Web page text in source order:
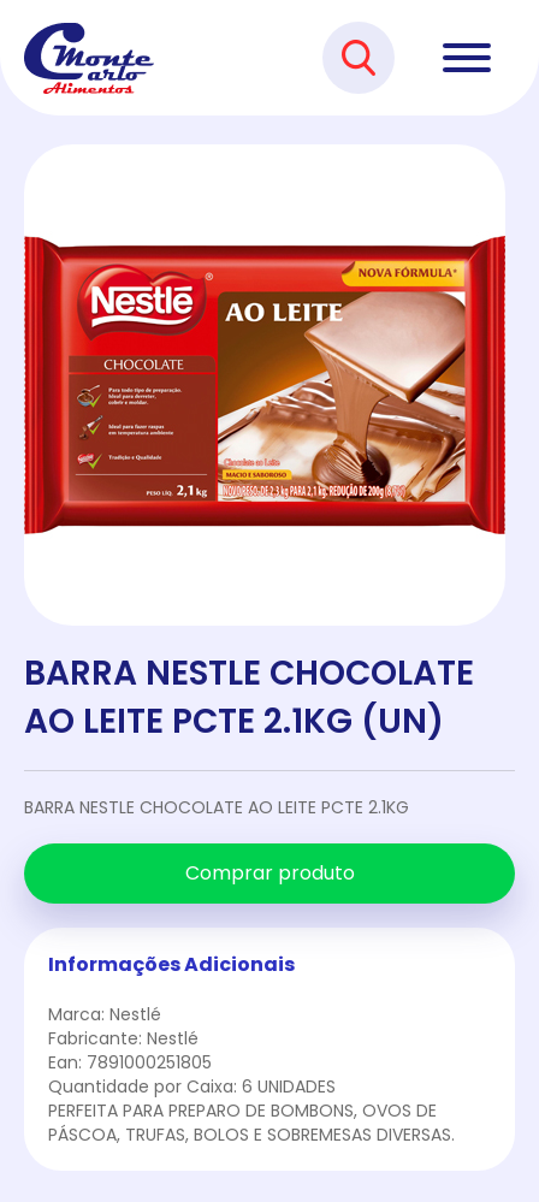
BARRA NESTLE CHOCOLATE
AO LEITE PCTE 2.1KG (UN)
BARRA NESTLE CHOCOLATE AO LEITE PCTE 2.1KG
Comprar produto
Informações Adicionais
Marca: Nestlé
Fabricante: Nestlé
Ean: 7891000251805
Quantidade por Caixa: 6 UNIDADES
PERFEITA PARA PREPARO DE BOMBONS, OVOS DE
PÁSCOA, TRUFAS, BOLOS E SOBREMESAS DIVERSAS.